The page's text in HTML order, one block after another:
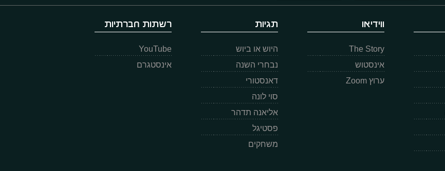
ווידיאו
The Story
אינסטוש
ערוץ Zoom
תגיות
היוש או ביוש
נבחרי השנה
דאנסטורי
סוי לונה
אליאנה תדהר
פסטיגל
משחקים
רשתות חברתיות
YouTube
אינסטגרם